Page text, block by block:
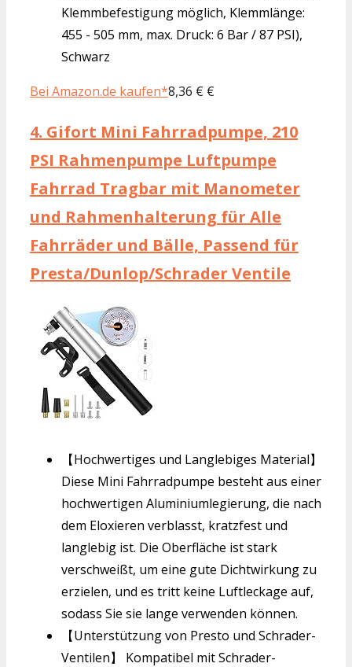
Klemmbefestigung möglich, Klemmlänge:
455 - 505 mm, max. Druck: 6 Bar / 87 PSI),
Schwarz
Bei Amazon.de kaufen*8,36 € €
4. Gifort Mini Fahrradpumpe, 210
PSI Rahmenpumpe Luftpumpe
Fahrrad Tragbar mit Manometer
und Rahmenhalterung für Alle
Fahrräder und Bälle, Passend für
Presta/Dunlop/Schrader Ventile
【Hochwertiges und Langlebiges Material】
Diese Mini Fahrradpumpe besteht aus einer
hochwertigen Aluminiumlegierung, die nach
dem Eloxieren verblasst, kratzfest und
langlebig ist. Die Oberfläche ist stark
verschweißt, um eine gute Dichtwirkung zu
erzielen, und es tritt keine Luftleckage auf,
sodass Sie sie lange verwenden können.
【Unterstützung von Presto und Schrader-
Ventilen】 Kompatibel mit Schrader-